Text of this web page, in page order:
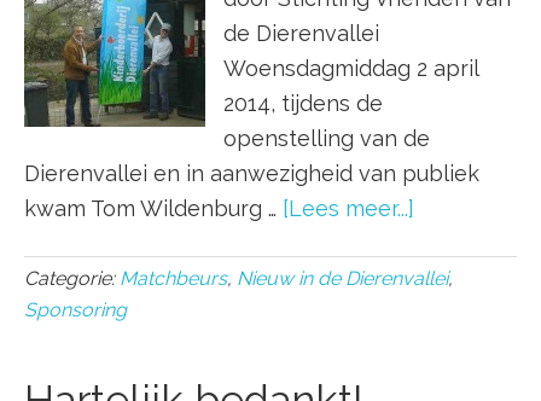
de Dierenvallei
Woensdagmiddag 2 april
2014, tijdens de
openstelling van de
Dierenvallei en in aanwezigheid van publiek
kwam Tom Wildenburg … [Lees meer...]
Categorie: Matchbeurs, Nieuw in de Dierenvallei,
Sponsoring